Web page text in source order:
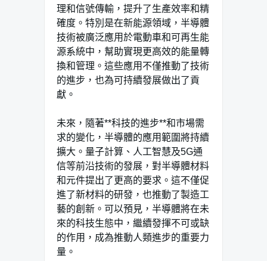
理和信號傳輸，提升了生產效率和精
確度。特別是在新能源領域，半導體
技術被廣泛應用於電動車和可再生能
源系統中，幫助實現更高效的能量轉
換和管理。這些應用不僅推動了技術
的進步，也為可持續發展做出了貢
獻。
未來，隨著**科技的進步**和市場需
求的變化，半導體的應用範圍將持續
擴大。量子計算、人工智慧及5G通
信等前沿技術的發展，對半導體材料
和元件提出了更高的要求。這不僅促
進了新材料的研發，也推動了製造工
藝的創新。可以預見，半導體將在未
來的科技生態中，繼續發揮不可或缺
的作用，成為推動人類進步的重要力
量。